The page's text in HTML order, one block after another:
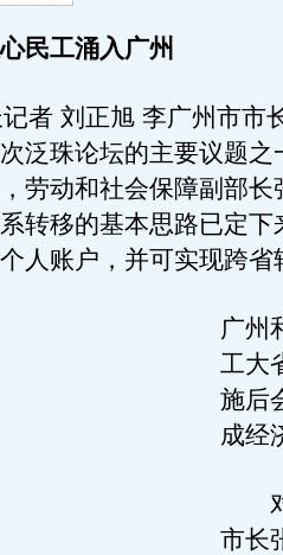
民工涌入广州
者 刘正旭 李广州市市
泛珠论坛的主要议题之
劳动和社会保障副部长
转移的基本思路已定下
人账户，并可实现跨省
广州
工大
施后
成经
对
市长